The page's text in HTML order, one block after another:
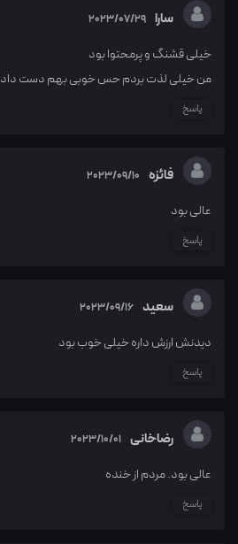
سارا 2023/07/29
خیلی قشنگ و پرمحتوا بود
من خیلی لذت بردم حس خوبی بهم دست داد
پاسخ
فائزه 2023/09/10
عالی بود
پاسخ
سعید 2023/09/16
دیدنش ارزش داره خیلی خوب بود
پاسخ
رضاخانی 2023/10/01
عالی بود. مردم از خنده
پاسخ